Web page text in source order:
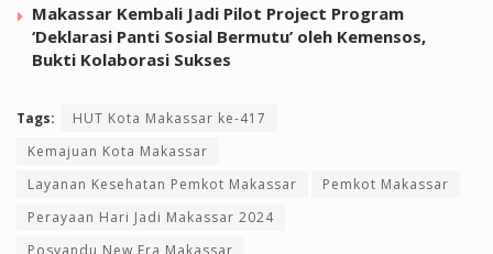
Makassar Kembali Jadi Pilot Project Program
‘Deklarasi Panti Sosial Bermutu’ oleh Kemensos,
Bukti Kolaborasi Sukses
Tags:
HUT Kota Makassar ke-417
Kemajuan Kota Makassar
Layanan Kesehatan Pemkot Makassar
Pemkot Makassar
Perayaan Hari Jadi Makassar 2024
Posyandu New Era Makassar